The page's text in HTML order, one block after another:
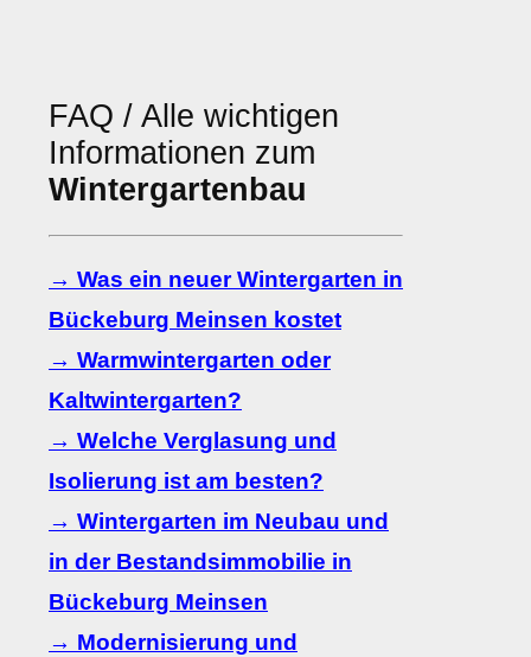
FAQ / Alle wichtigen
Informationen zum
Wintergartenbau
→ Was ein neuer Wintergarten in
Bückeburg Meinsen kostet
→ Warmwintergarten oder
Kaltwintergarten?
→ Welche Verglasung und
Isolierung ist am besten?
→ Wintergarten im Neubau und
in der Bestandsimmobilie in
Bückeburg Meinsen
→ Modernisierung und